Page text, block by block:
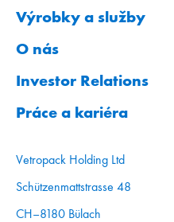
Výrobky a služby
O nás
Investor Relations
Práce a kariéra
Vetropack Holding Ltd
Schützenmattstrasse 48
CH–8180 Bülach